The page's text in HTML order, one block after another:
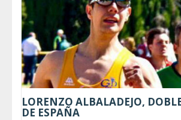
LORENZO ALBALADEJO,
DE ESPAÑA